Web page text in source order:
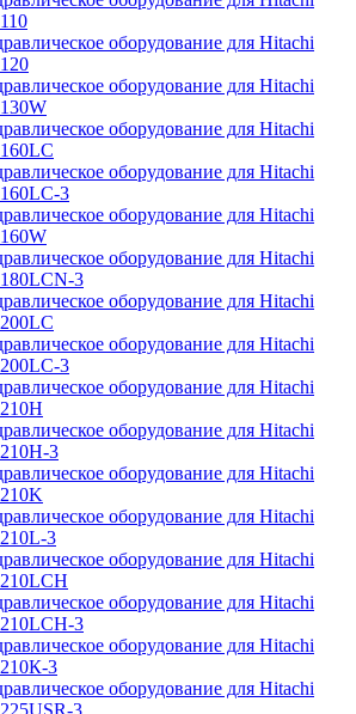
оборудование для Hitachi
оборудование для Hitachi
оборудование для Hitachi
оборудование для Hitachi
3
оборудование для Hitachi
оборудование для Hitachi
3
оборудование для Hitachi
оборудование для Hitachi
3
оборудование для Hitachi
оборудование для Hitachi
3
оборудование для Hitachi
оборудование для Hitachi
3
оборудование для Hitachi
оборудование для Hitachi
3
оборудование для Hitachi
3
оборудование для Hitachi
3